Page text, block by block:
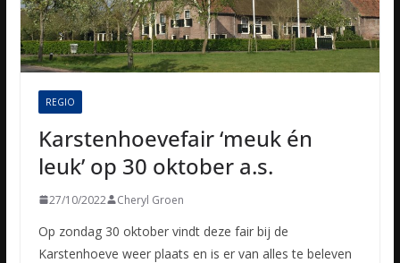
REGIO
Karstenhoevefair ‘meuk én
leuk’ op 30 oktober a.s.
27/10/2022 Cheryl Groen
Op zondag 30 oktober vindt deze fair bij de
Karstenhoeve weer plaats en is er van alles te beleven